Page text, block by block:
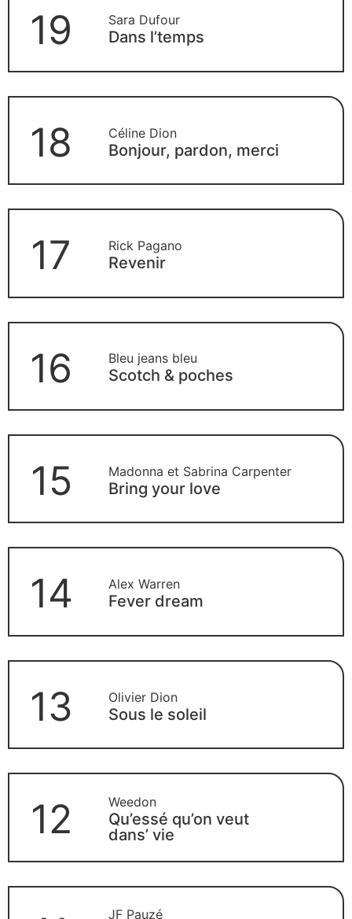
19 Sara Dufour
Dans l’temps
18 Céline Dion
Bonjour, pardon, merci
17 Rick Pagano
Revenir
16 Bleu jeans bleu
Scotch & poches
15 Madonna et Sabrina Carpenter
Bring your love
14 Alex Warren
Fever dream
13 Olivier Dion
Sous le soleil
12 Weedon
Qu’essé qu’on veut
dans’ vie
JF Pauzé